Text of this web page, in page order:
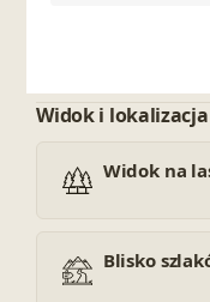
Widok i lokalizacja
Widok na
Blisko